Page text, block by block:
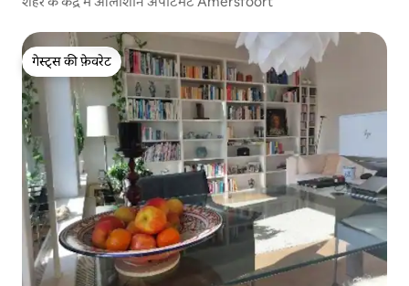
गेस्ट्स की फ़ेवरेट
गेस्ट्स की फ़ेवरेट